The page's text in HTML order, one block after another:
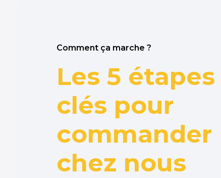
Comment ça marche ?
Les 5 étapes
clés pour
commander
chez nous